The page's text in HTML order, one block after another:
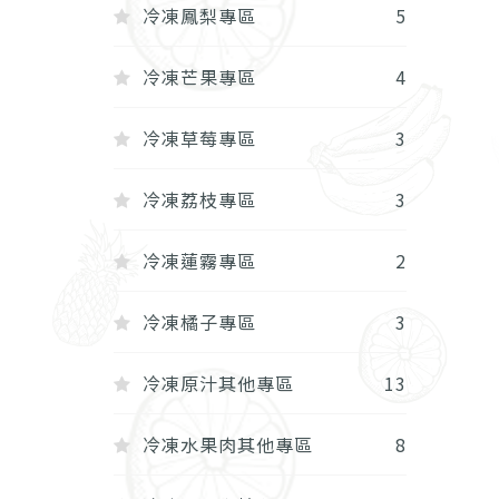
冷凍鳳梨專區 5
冷凍芒果專區 4
冷凍草莓專區 3
冷凍荔枝專區 3
冷凍蓮霧專區 2
冷凍橘子專區 3
冷凍原汁其他專區 13
冷凍水果肉其他專區 8